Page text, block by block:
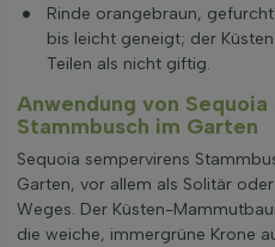
Rinde orangebraun,
bis leicht geneigt; der
Teilen als nicht giftig.
Anwendung von
Stammbusch im Garten
Sequoia sempervirens
Garten, vor allem als Solitär
Weges. Der Küsten-
die weiche, immergrüne Krone